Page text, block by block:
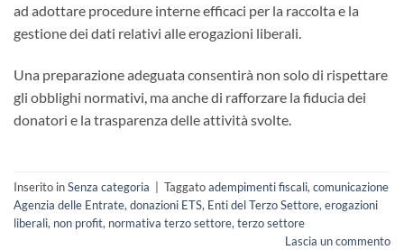
ad adottare procedure interne efficaci per la raccolta e la
gestione dei dati relativi alle erogazioni liberali.
Una preparazione adeguata consentirà non solo di rispettare
gli obblighi normativi, ma anche di rafforzare la fiducia dei
donatori e la trasparenza delle attività svolte.
Inserito inSenza categoria Taggatoadempimenti fiscali, comunicazione
Agenzia delle Entrate, donazioni ETS, Enti del Terzo Settore, erogazioni
liberali, non profit, normativa terzo settore, terzo settore
Lascia un commento